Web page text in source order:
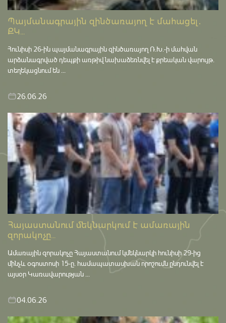
Պայմանագրային զինծառայող է մահացել․
ՔԿ...
Հունիսի 26-ին պայմանագրային զինծառայող Ռ.Խ.-ի մահվան
արձանագրված դեպքի առթիվ նախաձեռնվել է քրեական վարույթ․
տեղեկացնում են ...
26.06.26
Հայաստանում մեկնարկում է ամառային
զորակոչը...
Ամառային զորակոչը Հայաստանում կմեկնարկի հունիսի 29-ից
մինչև օգոստոսի 15-ը․ համապատասխան որոշումն ընդունվել է
այսօր Կառավարության ...
04.06.26